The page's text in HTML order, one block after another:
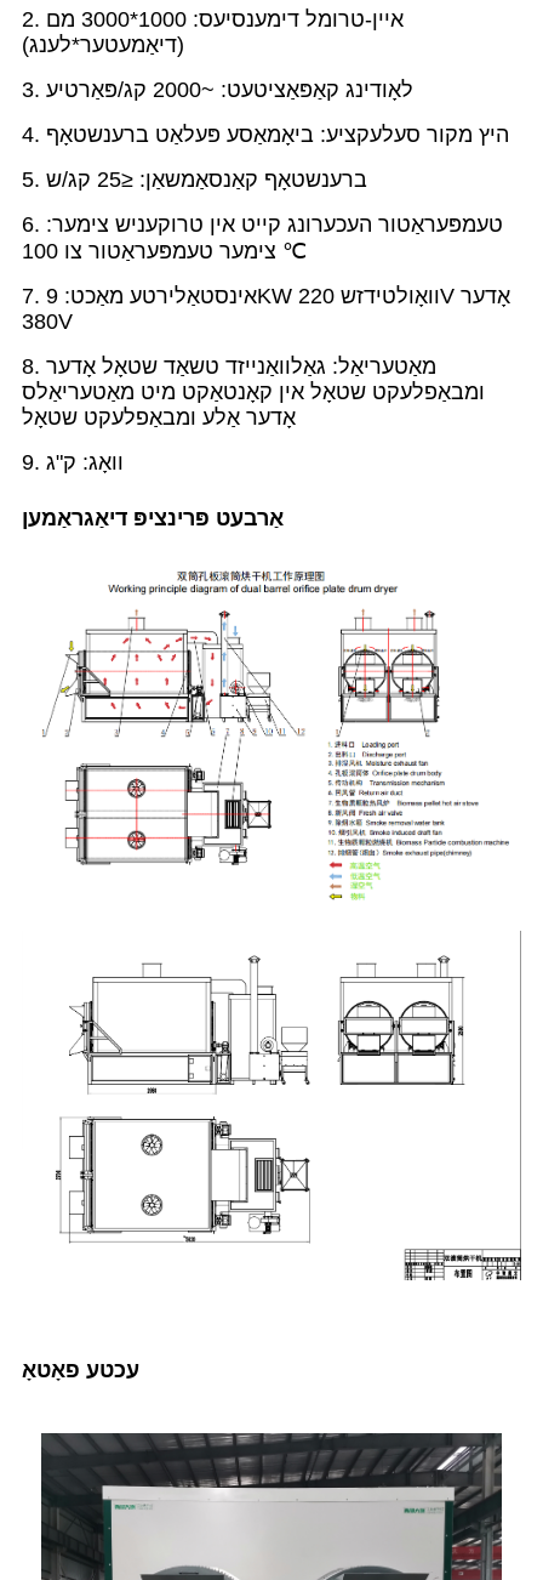
2. איין-טרומל דימענסיעס: 1000*3000 מם
(דיאַמעטער*לענג)
3. לאָודינג קאַפּאַציטעט: ~2000 קג/פּאַרטיע
4. היץ מקור סעלעקציע: ביאָמאַסע פּעלאַט ברענשטאָף
5. ברענשטאָף קאַנסאַמשאַן: ≤25 קג/ש
6. טעמפּעראַטור העכערונג קייט אין טרוקעניש צימער:
צימער טעמפּעראַטור צו 100 ℃
7. אינסטאַלירטע מאַכט: 9KW וואָולטידזש 220V אָדער
380V
8. מאַטעריאַל: גאַלוואַנייזד טשאַד שטאָל אָדער
ומבאַפלעקט שטאָל אין קאָנטאַקט מיט מאַטעריאַלס
אָדער אַלע ומבאַפלעקט שטאָל
9. וואָג: ק"ג
אַרבעט פּרינציפּ דיאַגראַמען
עכטע פאָטאָ